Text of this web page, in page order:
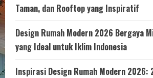
Taman, dan Rooftop yang Inspiratif
Design Rumah Modern 2026 Bergaya
yang Ideal untuk Iklim Indonesia
Inspirasi Design Rumah Modern 2026: